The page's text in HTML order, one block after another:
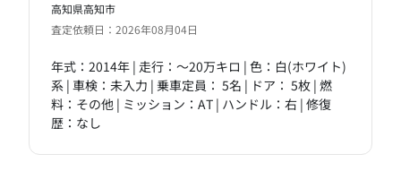
高知県高知市
査定依頼日：2026年08月04日
年式：2014年 | 走行：～20万キロ | 色：白(ホワイト)
系 | 車検：未入力 | 乗車定員： 5名 | ドア： 5枚 | 燃
料：その他 | ミッション：AT | ハンドル：右 | 修復
歴：なし